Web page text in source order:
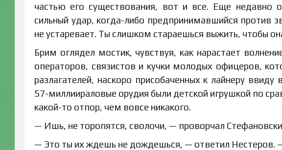
частью его существования, вот и все. Еще
сильный удар, когда-либо предпринимавшийся против
не устаревает. Ты слишком стараешься выжить, чтобы
Брим оглядел мостик, чувствуя, как нарастает
операторов, связистов и кучки молодых офицеров,
разлагателей, наскоро присобаченных к лайнеру
57-миллиираловые орудия были детской игрушкой по
какой-то отпор, чем вовсе никакого.
— Ишь, не торопятся, сволочи, — проворчал
— Это ты их ждешь не дождешься, — ответил Нестеров.